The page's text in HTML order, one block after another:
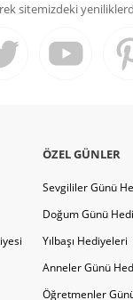
sitemizdeki
ÖZEL GÜNLER
Sevgililer Günü
Doğum Günü
Yılbaşı Hediyeleri
Anneler Günü
Öğretmenler